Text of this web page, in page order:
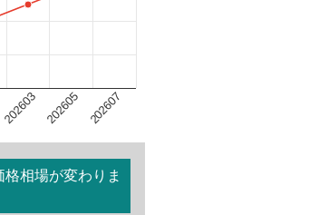
202603 202605 202607
相場が変わりま